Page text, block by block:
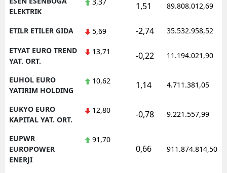
ELEKTRIK
1,51 89.808.012,69
ETILR ETILER GIDA 5,69 -2,74 35.532.958,52
ETYAT EURO TREND
YAT. ORT.
13,71 -0,22 11.194.021,90
EUHOL EURO
YATIRIM HOLDING
10,62 1,14 4.711.381,05
EUKYO EURO
KAPITAL YAT. ORT.
12,80 -0,78 9.221.557,99
EUPWR
EUROPOWER
ENERJI
91,70
0,66 911.874.814,50